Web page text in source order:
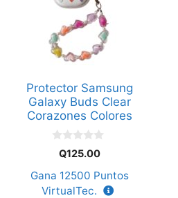
Protector Samsung
Galaxy Buds Clear
Corazones Colores
5
Q125.00
Gana 12500 Puntos
VirtualTec.